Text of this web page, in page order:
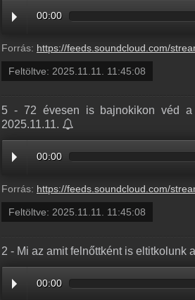
00:00
Forrás: https://feeds.soundcloud.com/stream/2210610650-radio1hungary-eb2a849b-b162-4dc9-a72a-
Feltöltve: 2025.11.11. 11:45:08
5 - 72 évesen is bajnokikon véd
2025.11.11.
00:00
Forrás: https://feeds.soundcloud.com/stream/2210610647-radio1hungary-5-72-evesen-is-bajnokikon-ved-a-megye-iii-ban-a-veteran-kapus-felhivtuk-jozsi-
Feltöltve: 2025.11.11. 11:45:08
2 - Mi az amit felnőttként is eltitkolunk
00:00